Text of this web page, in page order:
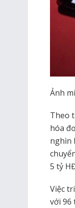
Ảnh
Theo
hóa
nghìn
5 tỷ
Việc
với 96